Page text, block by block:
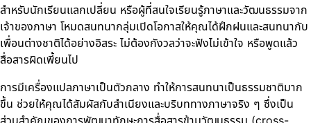
สำหรับนักเรียนแลกเปลี่ยน หรือผู้ที่สนใจเรียนรู้ภาษาและวัฒนธรรมจาก
เจ้าของภาษา โหมดสนทนากลุ่มเปิดโอกาสให้คุณได้ฝึกฝนและสนทนากับ
เพื่อนต่างชาติได้อย่างอิสระ ไม่ต้องกังวลว่าจะฟังไม่เข้าใจ หรือพูดแล้ว
สื่อสารผิดเพี้ยนไป
การมีเครื่องแปลภาษาเป็นตัวกลาง ทำให้การสนทนาเป็นธรรมชาติมาก
ขึ้น ช่วยให้คุณได้สัมผัสกับสำเนียงและบริบททางภาษาจริง ๆ ซึ่งเป็น
ส่วนสำคัญของการพัฒนาทักษะการสื่อสารข้ามวัฒนธรรม (cross-